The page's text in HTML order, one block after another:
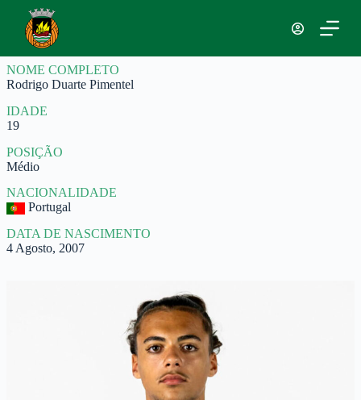
a
r
p
r
a
o
c
o
n
t
e
ú
d
NOME COMPLETO
Rodrigo Duarte Pimentel
IDADE
19
POSIÇÃO
Médio
NACIONALIDADE
Portugal
DATA DE NASCIMENTO
4 Agosto, 2007